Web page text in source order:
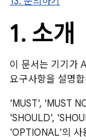
1. 소개
이 문서는 기기가
요구사항을 설명
'MUST', 'MUST
'SHOULD',
'OPTIONAL'의 사